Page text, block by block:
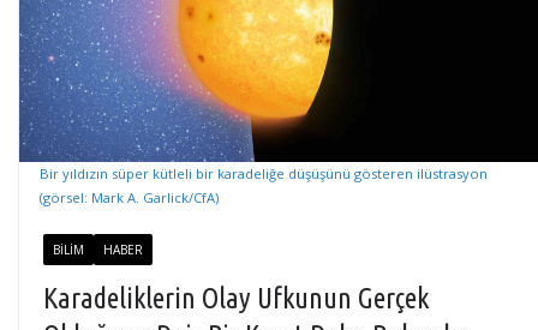
Bir yıldızın süper kütleli bir karadeliğe düşüşünü gösteren ilüstrasyon
(görsel: Mark A. Garlick/CfA)
BILIM HABER
Karadeliklerin Olay Ufkunun Gerçek